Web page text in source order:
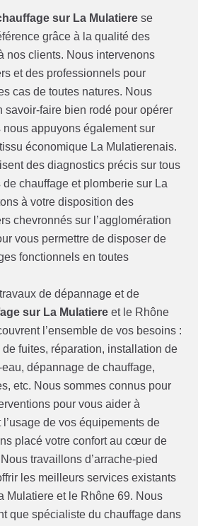
sur La Mulatiere se
grâce à la qualité des
nos clients. Nous intervenons
et des professionnels pour
cas de toutes natures. Nous
faire bien rodé pour opérer
appuyons également sur
économique La Mulatierenais.
des diagnostics précis sur tous
de chauffage et plomberie sur La
à votre disposition des
chevronnés sur l’agglomération
vous permettre de disposer de
fonctionnels en toutes
de dépannage et de
sur La Mulatiere et le Rhône
l’ensemble de vos besoins :
fuites, réparation, installation de
dépannage de chauffage,
etc. Nous sommes connus pour
pour vous aider à
de vos équipements de
placé votre confort au cœur de
travaillons d’arrache-pied
les meilleurs services existants
Mulatiere et le Rhône 69. Nous
que spécialiste du chauffage dans